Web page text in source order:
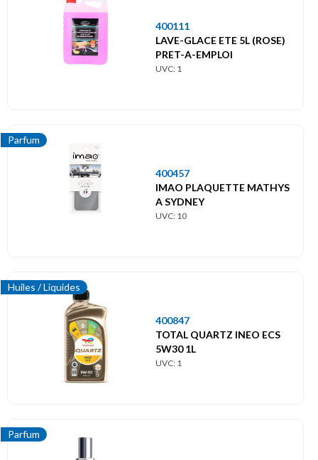
400111
LAVE-GLACE ETE 5L (ROSE)
PRET-A-EMPLOI
UVC: 1
Parfum
400457
IMAO PLAQUETTE MATHYS
A SYDNEY
UVC: 10
Huiles / Liquides
400847
TOTAL QUARTZ INEO ECS
5W30 1L
UVC: 1
Parfum